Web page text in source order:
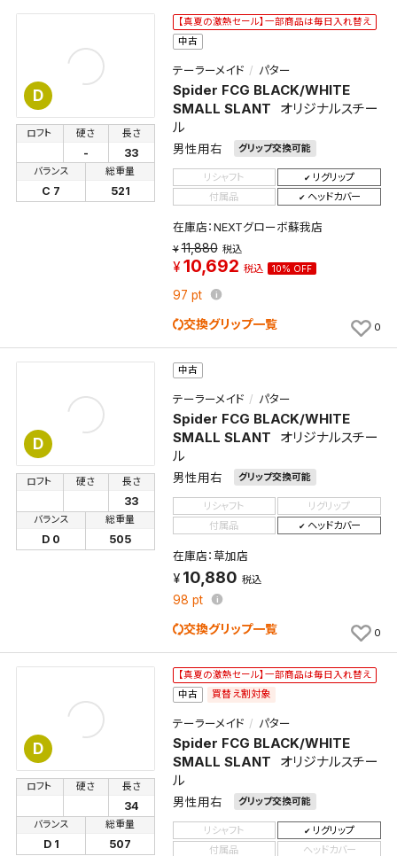
D
【真夏の激熱セール】一部商品は毎日入れ替え
中古
テーラーメイド パター
Spider FCG BLACK/WHITE
SMALL SLANT
オリジナルスチー
ル
男性用右 グリップ交換可能
ロフト 硬さ
-
長さ
33
バランス
C 7
総重量
521
リシャフト
リグリップ
付属品
ヘッドカバー
在庫店：NEXTグローボ蘇我店
11,880 税込
10,692 税込 10% OFF
97 pt
交換グリップ一覧 0
D
中古
テーラーメイド パター
Spider FCG BLACK/WHITE
SMALL SLANT
オリジナルスチー
ル
男性用右 グリップ交換可能
ロフト 硬さ 長さ
33
バランス
D 0
総重量
505
リシャフト
リグリップ
付属品
ヘッドカバー
在庫店：草加店
10,880 税込
98 pt
交換グリップ一覧 0
D
【真夏の激熱セール】一部商品は毎日入れ替え
中古
買替え割対象
テーラーメイド パター
Spider FCG BLACK/WHITE
SMALL SLANT
オリジナルスチー
ル
男性用右 グリップ交換可能
ロフト 硬さ 長さ
34
バランス
D 1
総重量
507
リシャフト
リグリップ
付属品
ヘッドカバー
新着通知
新着通知を「する」にすると、この条件に一致する商品
が入荷した際に、メール及びお客様のアカウント内の
「お知らせ」で通知します。
保存された検索条件は変更できません。
条件を変更したい場合は、マイページの「保存検索条
件一覧」から画面を表示し、条件を変更の上、保存し直
してください。
保存する
キャンセル
検索条件を保存
検索条件を保存しました。
これまで保存した検索条件は、マイページの「保存検
索条件一覧」で確認できます。